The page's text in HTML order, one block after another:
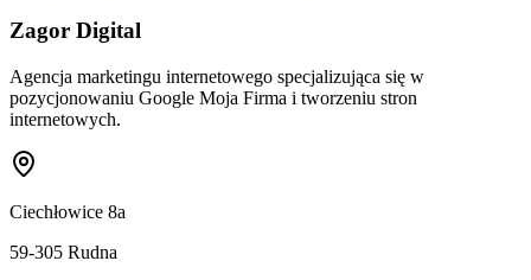
Zagor Digital
Agencja marketingu internetowego specjalizująca się w
pozycjonowaniu Google Moja Firma i tworzeniu stron
internetowych.
Ciechłowice 8a
59-305 Rudna